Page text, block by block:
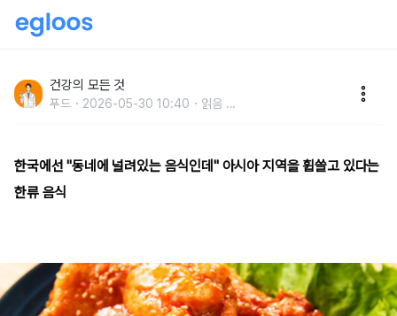
쓸고 있다는 한류 음식
건강의 모든 것
푸드 2026-05-30 10:40 읽음 ...
한국에선 "동네에 널려있는 음식인데" 아시아 지역을 휩쓸고 있다는
한류 음식